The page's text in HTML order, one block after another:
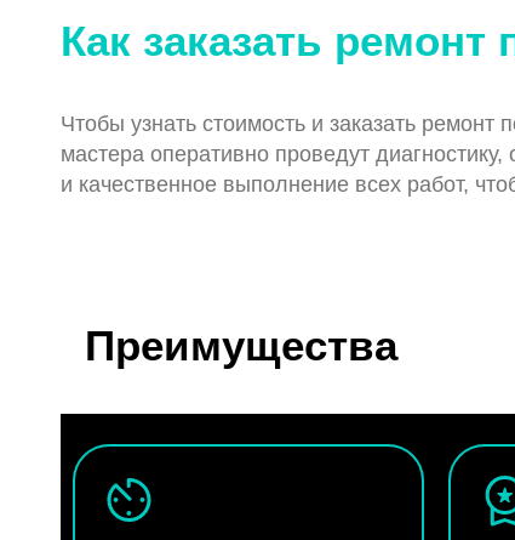
Как заказать ремонт
Чтобы узнать стоимость и заказать
мастера оперативно проведут
и качественное выполнение всех работ,
Преимущества